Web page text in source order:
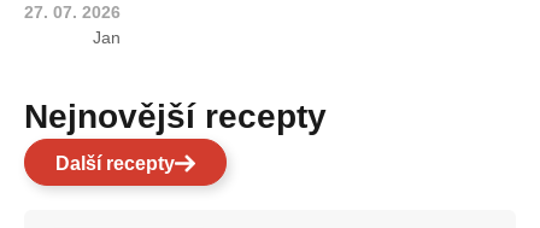
27. 07. 2026
Jan
Nejnovější recepty
Další recepty